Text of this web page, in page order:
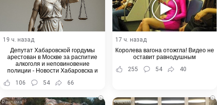
19 ч. назад
Депутат Хабаровской гордумы
арестован в Москве за распитие
алкоголя и неповиновение
полиции - Новости Хабаровска и
106 54 66
17 ч. назад
Королева вагона отожгла! Видео не
оставит равнодушным
255
54 40
i i